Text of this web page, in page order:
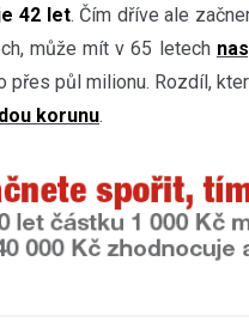
42 let. Čím dříve ale
může mít v 65 letech
přes půl milionu. Rozdíl,
korunu.